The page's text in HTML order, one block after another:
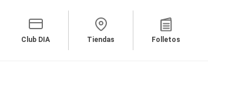
Club DIA Tiendas Folletos